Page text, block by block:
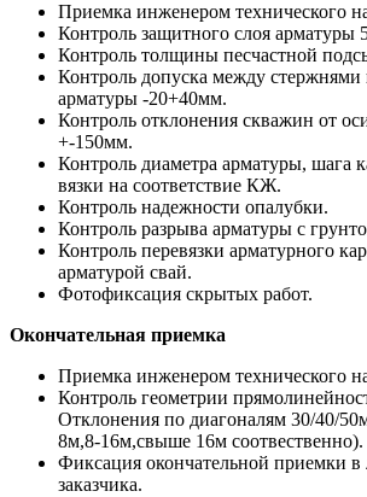
Приемка инженером технического
Контроль защитного слоя арматуры
Контроль толщины песчастной
Контроль допуска между стержнями
арматуры -20+40мм.
Контроль отклонения скважин от
+-150мм.
Контроль диаметра арматуры, шага
вязки на соответствие КЖ.
Контроль надежности опалубки.
Контроль разрыва арматуры с
Контроль перевязки арматурного
арматурой свай.
Фотофиксация скрытых работ.
Окончательная приемка
Приемка инженером технического
Контроль геометрии
Отклонения по диагоналям 30/40/
8м,8-16м,свыше 16м соотвественно).
Фиксация окончательной приемки в
заказчика.